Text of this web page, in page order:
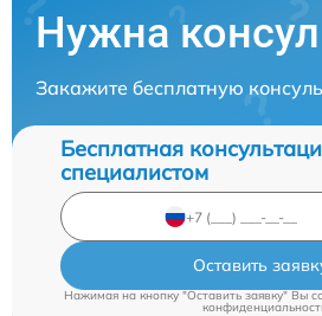
Нужна
Закажите бесплатную
Бесплатная
специалистом
Оставить
Нажимая на кнопку "Оставить заявку" Вы